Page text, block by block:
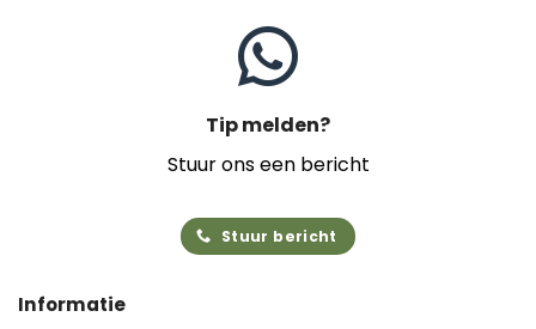
Informatie
Tip melden?
Stuur ons een bericht
Stuur bericht